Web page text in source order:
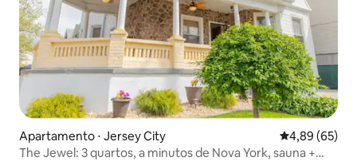
Apartamento ⋅ Jersey City 4,89 de uma
4,89 (65)
The Jewel: 3 quartos, a minutos de Nova York, sauna +